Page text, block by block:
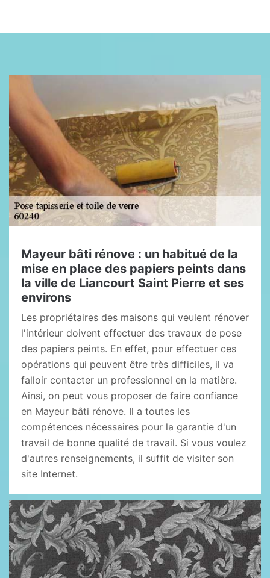
Mayeur bâti rénove : un habitué de la
mise en place des papiers peints dans
la ville de Liancourt Saint Pierre et ses
environs
Les propriétaires des maisons qui veulent rénover
l'intérieur doivent effectuer des travaux de pose
des papiers peints. En effet, pour effectuer ces
opérations qui peuvent être très difficiles, il va
falloir contacter un professionnel en la matière.
Ainsi, on peut vous proposer de faire confiance
en Mayeur bâti rénove. Il a toutes les
compétences nécessaires pour la garantie d'un
travail de bonne qualité de travail. Si vous voulez
d'autres renseignements, il suffit de visiter son
site Internet.